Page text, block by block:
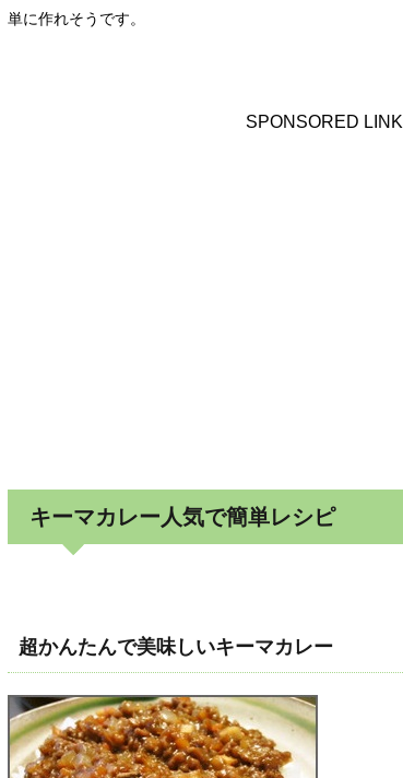
単に作れそうです。
SPONSORED LINK
キーマカレー人気で簡単レシピ
超かんたんで美味しいキーマカレー